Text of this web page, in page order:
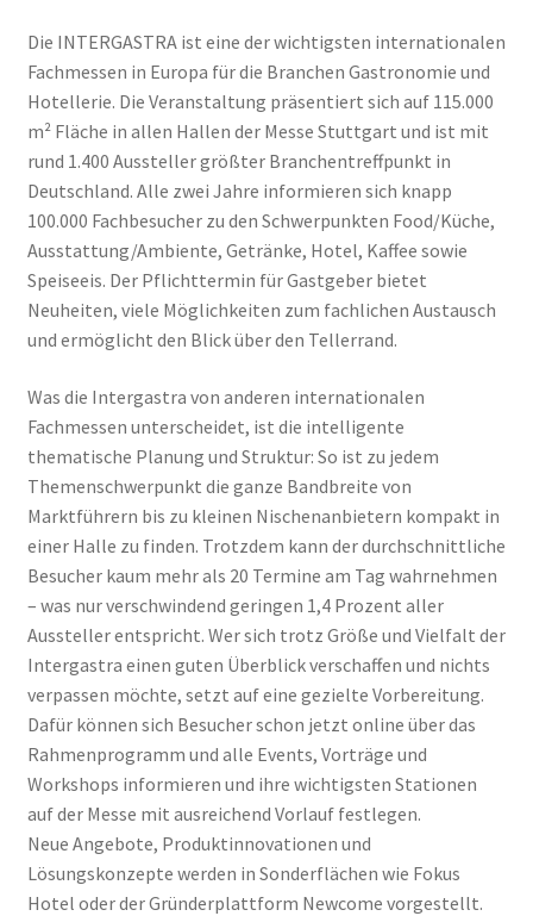
Die INTERGASTRA ist eine der wichtigsten internationalen
Fachmessen in Europa für die Branchen Gastronomie und
Hotellerie. Die Veranstaltung präsentiert sich auf 115.000
m² Fläche in allen Hallen der Messe Stuttgart und ist mit
rund 1.400 Aussteller größter Branchentreffpunkt in
Deutschland. Alle zwei Jahre informieren sich knapp
100.000 Fachbesucher zu den Schwerpunkten Food/Küche,
Ausstattung/Ambiente, Getränke, Hotel, Kaffee sowie
Speiseeis. Der Pflichttermin für Gastgeber bietet
Neuheiten, viele Möglichkeiten zum fachlichen Austausch
und ermöglicht den Blick über den Tellerrand.
Was die Intergastra von anderen internationalen
Fachmessen unterscheidet, ist die intelligente
thematische Planung und Struktur: So ist zu jedem
Themenschwerpunkt die ganze Bandbreite von
Marktführern bis zu kleinen Nischenanbietern kompakt in
einer Halle zu finden. Trotzdem kann der durchschnittliche
Besucher kaum mehr als 20 Termine am Tag wahrnehmen
– was nur verschwindend geringen 1,4 Prozent aller
Aussteller entspricht. Wer sich trotz Größe und Vielfalt der
Intergastra einen guten Überblick verschaffen und nichts
verpassen möchte, setzt auf eine gezielte Vorbereitung.
Dafür können sich Besucher schon jetzt online über das
Rahmenprogramm und alle Events, Vorträge und
Workshops informieren und ihre wichtigsten Stationen
auf der Messe mit ausreichend Vorlauf festlegen.
Neue Angebote, Produktinnovationen und
Lösungskonzepte werden in Sonderflächen wie Fokus
Hotel oder der Gründerplattform Newcome vorgestellt.